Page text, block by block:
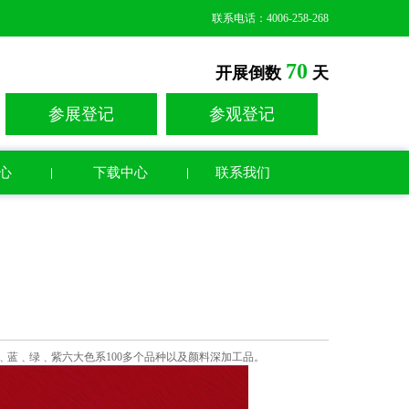
联系电话：4006-258-268
开展倒数 70 天
参展登记 参观登记
下载中心 联系我们
﹑绿﹑紫六大色系100多个品种以及颜料深加工品。